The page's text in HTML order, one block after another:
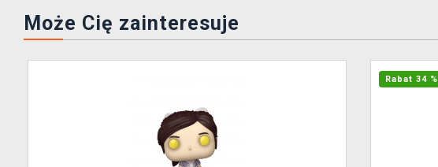
Może Cię zainteresuje
Rabat 34 %